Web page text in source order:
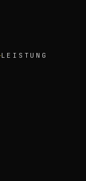
LEISTUNG